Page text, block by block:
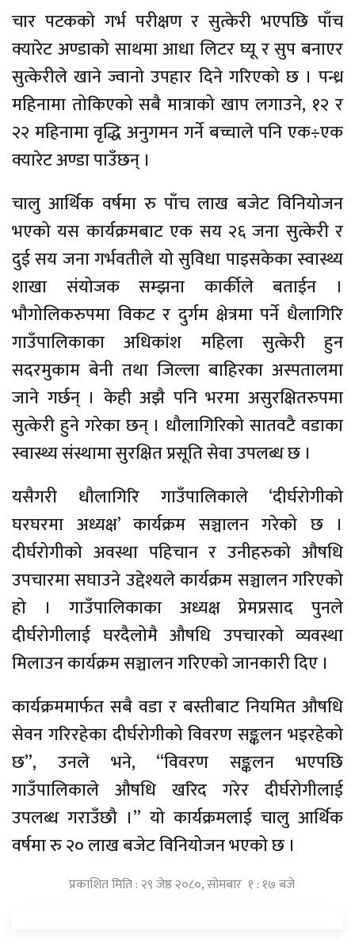
चार पटकको गर्भ परीक्षण र सुत्केरी भएपछि पाँच
क्यारेट अण्डाको साथमा आधा लिटर घ्यू र सुप बनाएर
सुत्केरीले खाने ज्वानो उपहार दिने गरिएको छ । पन्ध्र
महिनामा तोकिएको सबै मात्राको खाप लगाउने, १२ र
२२ महिनामा वृद्धि अनुगमन गर्ने बच्चाले पनि एक÷एक
क्यारेट अण्डा पाउँछन् ।
चालु आर्थिक वर्षमा रु पाँच लाख बजेट विनियोजन
भएको यस कार्यक्रमबाट एक सय २६ जना सुत्केरी र
दुई सय जना गर्भवतीले यो सुविधा पाइसकेका स्वास्थ्य
शाखा संयोजक सम्झना कार्कीले बताईन ।
भौगोलिकरुपमा विकट र दुर्गम क्षेत्रमा पर्ने धैलागिरि
गाउँपालिकाका अधिकांश महिला सुत्केरी हुन
सदरमुकाम बेनी तथा जिल्ला बाहिरका अस्पतालमा
जाने गर्छन् । केही अझै पनि भरमा असुरक्षितरुपमा
सुत्केरी हुने गरेका छन् । धौलागिरिको सातवटै वडाका
स्वास्थ्य संस्थामा सुरक्षित प्रसूति सेवा उपलब्ध छ ।
यसैगरी धौलागिरि गाउँपालिकाले ‘दीर्घरोगीको
घरघरमा अध्यक्ष’ कार्यक्रम सञ्चालन गरेको छ ।
दीर्घरोगीको अवस्था पहिचान र उनीहरुको औषधि
उपचारमा सघाउने उद्देश्यले कार्यक्रम सञ्चालन गरिएको
हो । गाउँपालिकाका अध्यक्ष प्रेमप्रसाद पुनले
दीर्घरोगीलाई घरदैलोमै औषधि उपचारको व्यवस्था
मिलाउन कार्यक्रम सञ्चालन गरिएको जानकारी दिए ।
कार्यक्रममार्फत सबै वडा र बस्तीबाट नियमित औषधि
सेवन गरिरहेका दीर्घरोगीको विवरण सङ्कलन भइरहेको
छ”, उनले भने, “विवरण सङ्कलन भएपछि
गाउँपालिकाले औषधि खरिद गरेर दीर्घरोगीलाई
उपलब्ध गराउँछौ ।” यो कार्यक्रमलाई चालु आर्थिक
वर्षमा रु २० लाख बजेट विनियोजन भएको छ ।
प्रकाशित मिति : २९ जेष्ठ २०८०, सोमबार १ : १७ बजे